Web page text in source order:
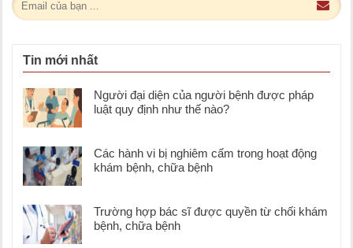
Tin mới nhất
Người đại diện của người bệnh được pháp
luật quy định như thế nào?
Các hành vi bị nghiêm cấm trong hoạt động
khám bệnh, chữa bệnh
Trường hợp bác sĩ được quyền từ chối khám
bệnh, chữa bệnh